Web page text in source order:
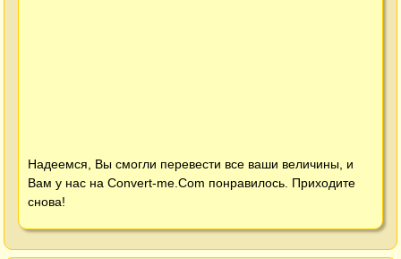
Надеемся, Вы смогли перевести все ваши величины, и
Вам у нас на Convert-me.Com понравилось. Приходите
снова!